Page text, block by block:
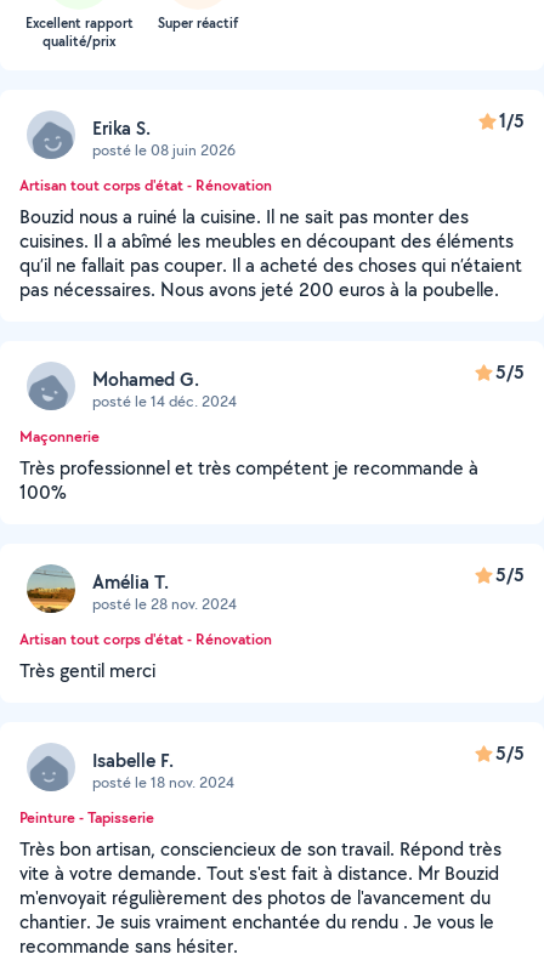
Excellent rapport
qualité/prix
Super réactif
Erika S.
posté le 08 juin 2026
1/5
Artisan tout corps d'état - Rénovation
Bouzid nous a ruiné la cuisine. Il ne sait pas monter des
cuisines. Il a abîmé les meubles en découpant des éléments
qu’il ne fallait pas couper. Il a acheté des choses qui n’étaient
pas nécessaires. Nous avons jeté 200 euros à la poubelle.
Mohamed G.
posté le 14 déc. 2024
5/5
Maçonnerie
Très professionnel et très compétent je recommande à
100%
Amélia T.
posté le 28 nov. 2024
5/5
Artisan tout corps d'état - Rénovation
Très gentil merci
Isabelle F.
posté le 18 nov. 2024
5/5
Peinture - Tapisserie
Très bon artisan, consciencieux de son travail. Répond très
vite à votre demande. Tout s'est fait à distance. Mr Bouzid
m'envoyait régulièrement des photos de l'avancement du
chantier. Je suis vraiment enchantée du rendu . Je vous le
recommande sans hésiter.